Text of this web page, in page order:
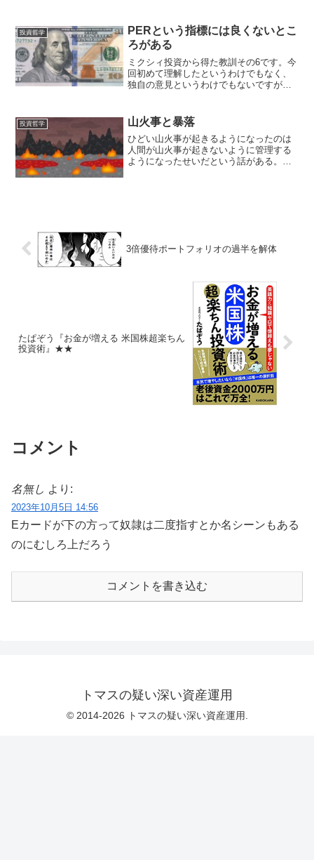
最初に、勤倹貯蓄や勉強をするモチベー
ションをどこから持っ...
投資哲学
PERという指標には良くないとこ
ろがある
ミクシィ投資から得た教訓その6です。今
回初めて理解したというわけでもなく、
独自の意見というわけでもないですが、
す。株価を一株あたりの年間利益で割っ
たものです。一般にPE...
投資哲学 山火事と暴落
ひどい山火事が起きるようになったのは
人間が山火事が起きないように管理する
ようになったせいだという話がある。
3倍優待ポートフォリオの過半を解体
たぱぞう『お金が増える 米国株超楽ちん
投資術』★★
コメント
名無し より:
2023年10月5日 14:56
Eカードが下の方って奴隷は二度指すとか名シーンもある
のにむしろ上だろう
コメントを書き込む
トマスの疑い深い資産運用
© 2014-2026 トマスの疑い深い資産運用.